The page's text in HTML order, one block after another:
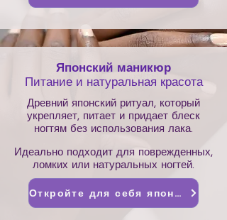
Японский маникюр
Питание и натуральная красота
Древний японский ритуал, который
укрепляет, питает и придает блеск
ногтям без использования лака.
Идеально подходит для поврежденных,
ломких или натуральных ногтей.
Откройте для себя японский маникюр.